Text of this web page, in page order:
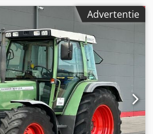
Advertentie